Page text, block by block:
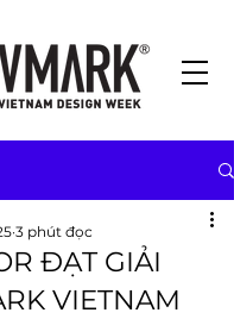
ĐẠT GIẢI
VIETNAM
3 phút đọc